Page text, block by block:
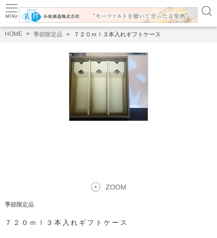
HOME 季節限定品 ７２０ｍｌ３本入れギフトケース
ZOOM
季節限定品
７２０ｍｌ３本入れギフトケース